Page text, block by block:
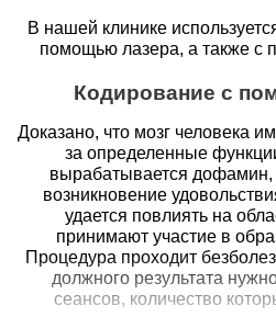
В нашей клинике
помощью лазера, а также с
Кодирование с
Доказано, что мозг человека
за определенные
вырабатывается дофамин,
возникновение
удается повлиять на
принимают участие в
Процедура проходит
должного результата
сеансов, количество